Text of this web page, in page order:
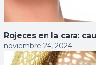
Rojeces en la cara:
noviembre 24, 2024